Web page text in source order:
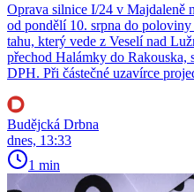
Oprava silnice I/24 v Majdaleně
od pondělí 10. srpna do
tahu, který vede z Veselí nad
přechod Halámky do
DPH. Při částečné uzavírce
Budějcká Drbna
dnes, 13:33
1 min